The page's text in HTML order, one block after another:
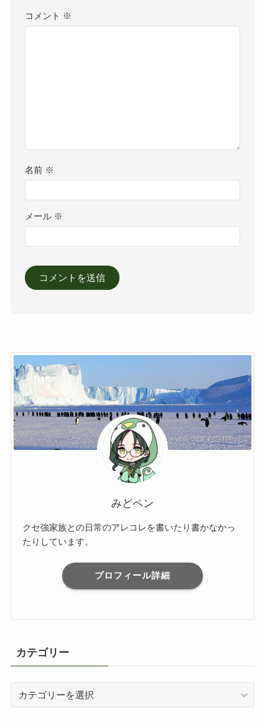
コメント ※
名前 ※
メール ※
みどペン
クセ強家族との日常のアレコレを書いたり書かなかっ
たりしています。
プロフィール詳細
カテゴリー